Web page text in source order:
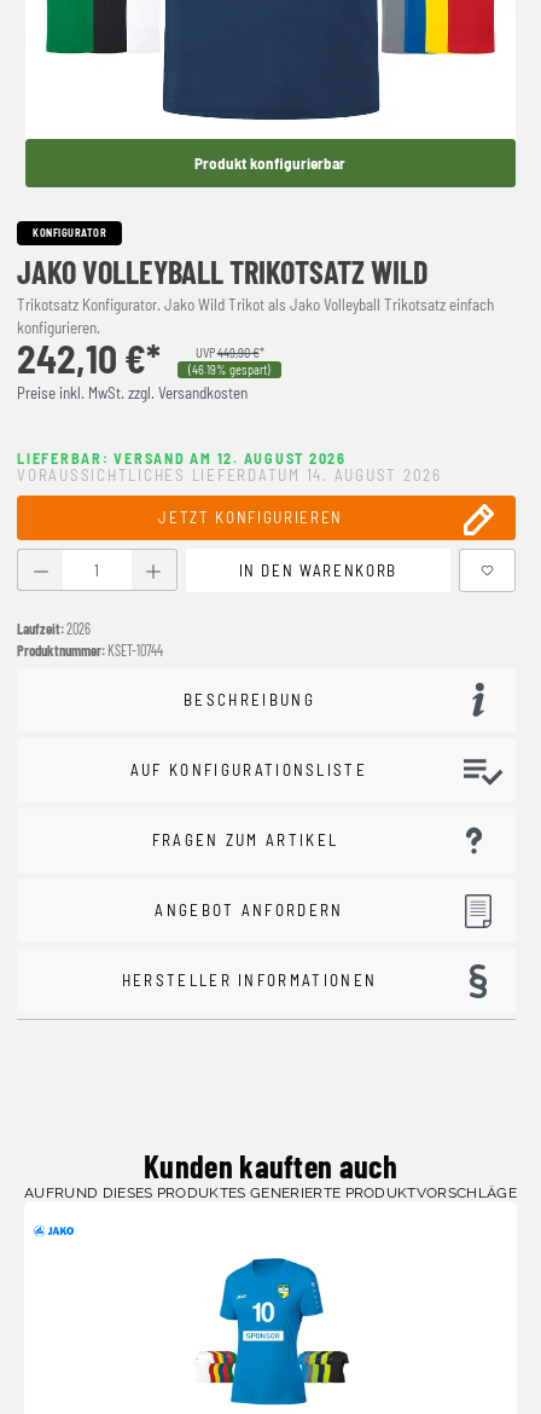
Produkt konfigurierbar
KONFIGURATOR
JAKO VOLLEYBALL TRIKOTSATZ WILD
Trikotsatz Konfigurator. Jako Wild Trikot als Jako Volleyball Trikotsatz einfach
konfigurieren.
242,10 €* UVP449,90 €*
(46.19% gespart)
Preise inkl. MwSt. zzgl. Versandkosten
LIEFERBAR: VERSAND AM 12. AUGUST 2026
VORAUSSICHTLICHES LIEFERDATUM 14. AUGUST 2026
JETZT KONFIGURIEREN
Produkt Anzahl: Gib den gewünschten Wert ein oder
IN DEN WARENKORB
Laufzeit:2026
Produktnummer: KSET-10744
BESCHREIBUNG
AUF KONFIGURATIONSLISTE
FRAGEN ZUM ARTIKEL
ANGEBOT ANFORDERN
HERSTELLER INFORMATIONEN
Kunden kauften auch
AUFRUND DIESES PRODUKTES GENERIERTE PRODUKTVORSCHLÄGE